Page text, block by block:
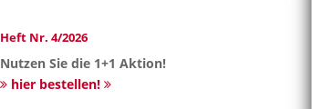
Heft Nr. 4/2026
Nutzen Sie die 1+1 Aktion!
hier bestellen!